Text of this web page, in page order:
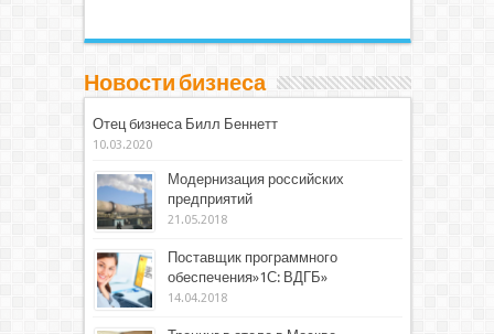
Новости бизнеса
Отец бизнеса Билл Беннетт
10.03.2020
Модернизация российских
предприятий
21.05.2018
Поставщик программного
обеспечения»1С: ВДГБ»
14.04.2018